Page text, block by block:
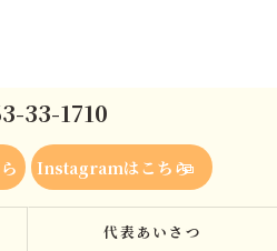
33-1710
Instagramはこちら
代表あいさつ